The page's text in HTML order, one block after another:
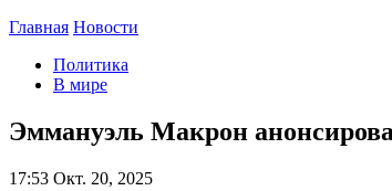
Главная Новости
Политика
В мире
Эммануэль Макрон
17:53 Окт. 20, 2025